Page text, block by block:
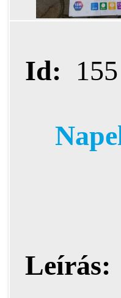
Id: 155
Leírás: